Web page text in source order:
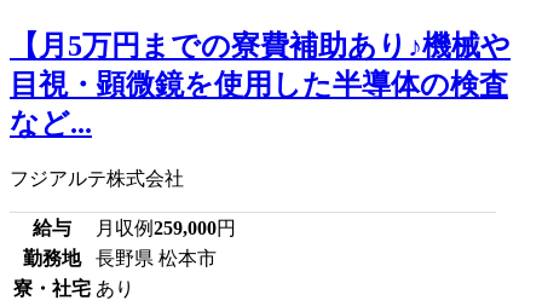
【月5万円までの寮費補助あり♪機械や
目視・顕微鏡を使用した半導体の検査
など...
フジアルテ株式会社
給与 月収例259,000円
勤務地
長野県 松本市
寮・社宅 あり